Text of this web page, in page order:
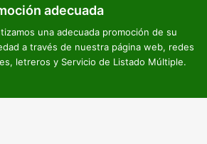
adecuada
una adecuada promoción de su
a través de nuestra página web, redes
letreros y Servicio de Listado Múltiple.